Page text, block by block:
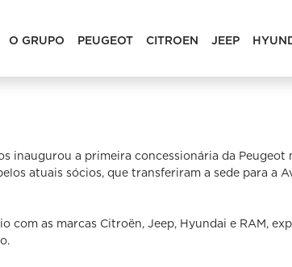
O GRUPO PEUGEOT CITROEN JEEP
inaugurou a primeira concessionária da
atuais sócios, que transferiram a sede para a
as marcas Citroën, Jeep, Hyundai e RAM,